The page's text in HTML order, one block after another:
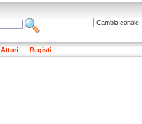
Attori Registi